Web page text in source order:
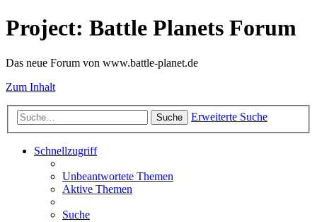
Project: Battle Planets Forum
Das neue Forum von www.battle-planet.de
Zum Inhalt
Suche Erweiterte Suche
Schnellzugriff
Unbeantwortete Themen
Aktive Themen
Suche